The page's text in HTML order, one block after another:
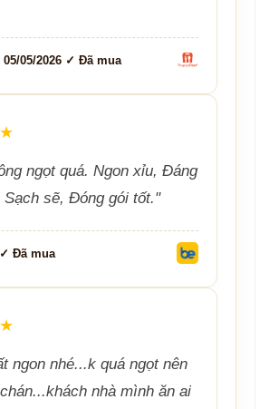
05/2026 ✓ Đã mua
ngọt quá. Ngon xỉu, Đáng
Sạch sẽ, Đóng gói tốt."
Đã mua
ngon nhé...k quá ngọt nên
nhà mình ăn ai